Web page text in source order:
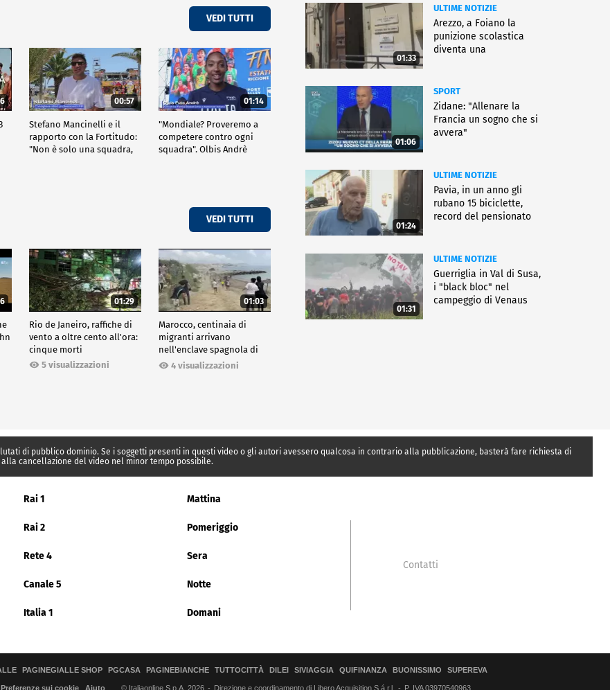
VEDI TUTTI
00:57
Stefano Mancinelli e il
rapporto con la Fortitudo:
"Non è solo una squadra,
01:14
"Mondiale? Proveremo a
competere contro ogni
squadra". Olbis Andrè
VEDI TUTTI
01:29
Rio de Janeiro, raffiche di
vento a oltre cento all'ora:
cinque morti
5 visualizzazioni
01:03
Marocco, centinaia di
migranti arrivano
nell'enclave spagnola di
Ceuta4 visualizzazioni
01:33
ULTIME NOTIZIE
Arezzo, a Foiano la
punizione scolastica
diventa una
01:06
SPORT
Zidane: "Allenare la
Francia un sogno che si
avvera"
01:24
ULTIME NOTIZIE
Pavia, in un anno gli
rubano 15 biciclette,
record del pensionato
01:31
ULTIME NOTIZIE
Guerriglia in Val di Susa,
i "black bloc" nel
campeggio di Venaus
di pubblico dominio. Se i soggetti presenti in questi video o gli autori avessero qualcosa in contrario alla pubblicazione, basterà fare richiesta di
alla cancellazione del video nel minor tempo possibile.
Rai 1 Mattina
Rai 2 Pomeriggio
Rete 4 Sera
Canale 5 Notte
Italia 1 Domani
Contatti
PAGINEGIALLE SHOP PGCASA PAGINEBIANCHE TUTTOCITTÀ DILEI SIVIAGGIA QUIFINANZA BUONISSIMO SUPEREVA
Preferenze sui cookie Aiuto © Italiaonline S.p.A. 2026 Direzione e coordinamento di Libero Acquisition S.á r.l. P. IVA 03970540963